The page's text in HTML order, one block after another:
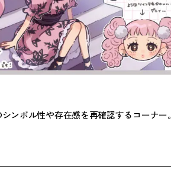
ンボル性や存在感を再確認するコーナー。